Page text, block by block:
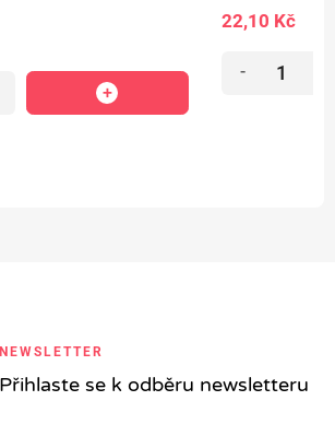
22,10 Kč
-
NEWSLETTER
Přihlaste se k odběru newsletteru